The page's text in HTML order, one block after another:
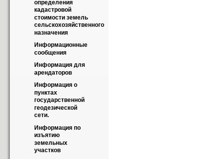
определения
кадастровой
стоимости земель
сельскохозяйственного
назначения
Информационные
сообщения
Информация для
арендаторов
Информация о
пунктах
государственной
геодезической
сети.
Информация по
изъятию
земельных
участков